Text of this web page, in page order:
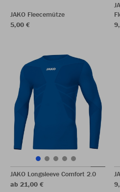
JAKO Fleecemütze
5,00 €
JAKO Longsleeve Comfort 2.0
ab 21,00 €